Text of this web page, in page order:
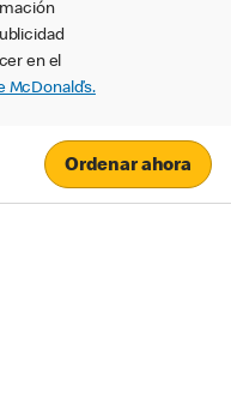
en el
Ordenar ahora